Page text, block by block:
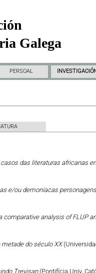
Galega
PERSOAL
das literaturas africanas
e/ou demoníacas
analysis of FLUP
metade do século XX
Trevisan(Pontifícia Univ.